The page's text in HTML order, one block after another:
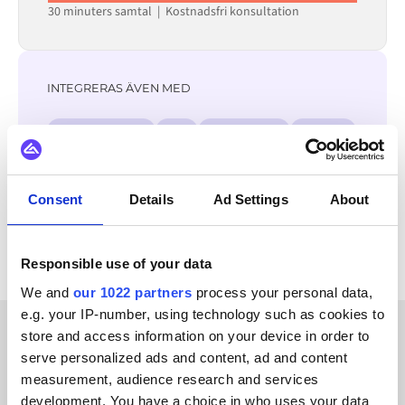
Consent Details Ad Settings About
Responsible use of your data
We and our 1022 partners process your personal data,
e.g. your IP-number, using technology such as cookies to
store and access information on your device in order to
serve personalized ads and content, ad and content
measurement, audience research and services
development. You have a choice in who uses your data
30 minuters samtal | Kostnadsfri konsultation
INTEGRERAS ÄVEN MED
Se alla SAP Business One-integrationer
KUNDBERÄTTELSER
Hear from our satisfied